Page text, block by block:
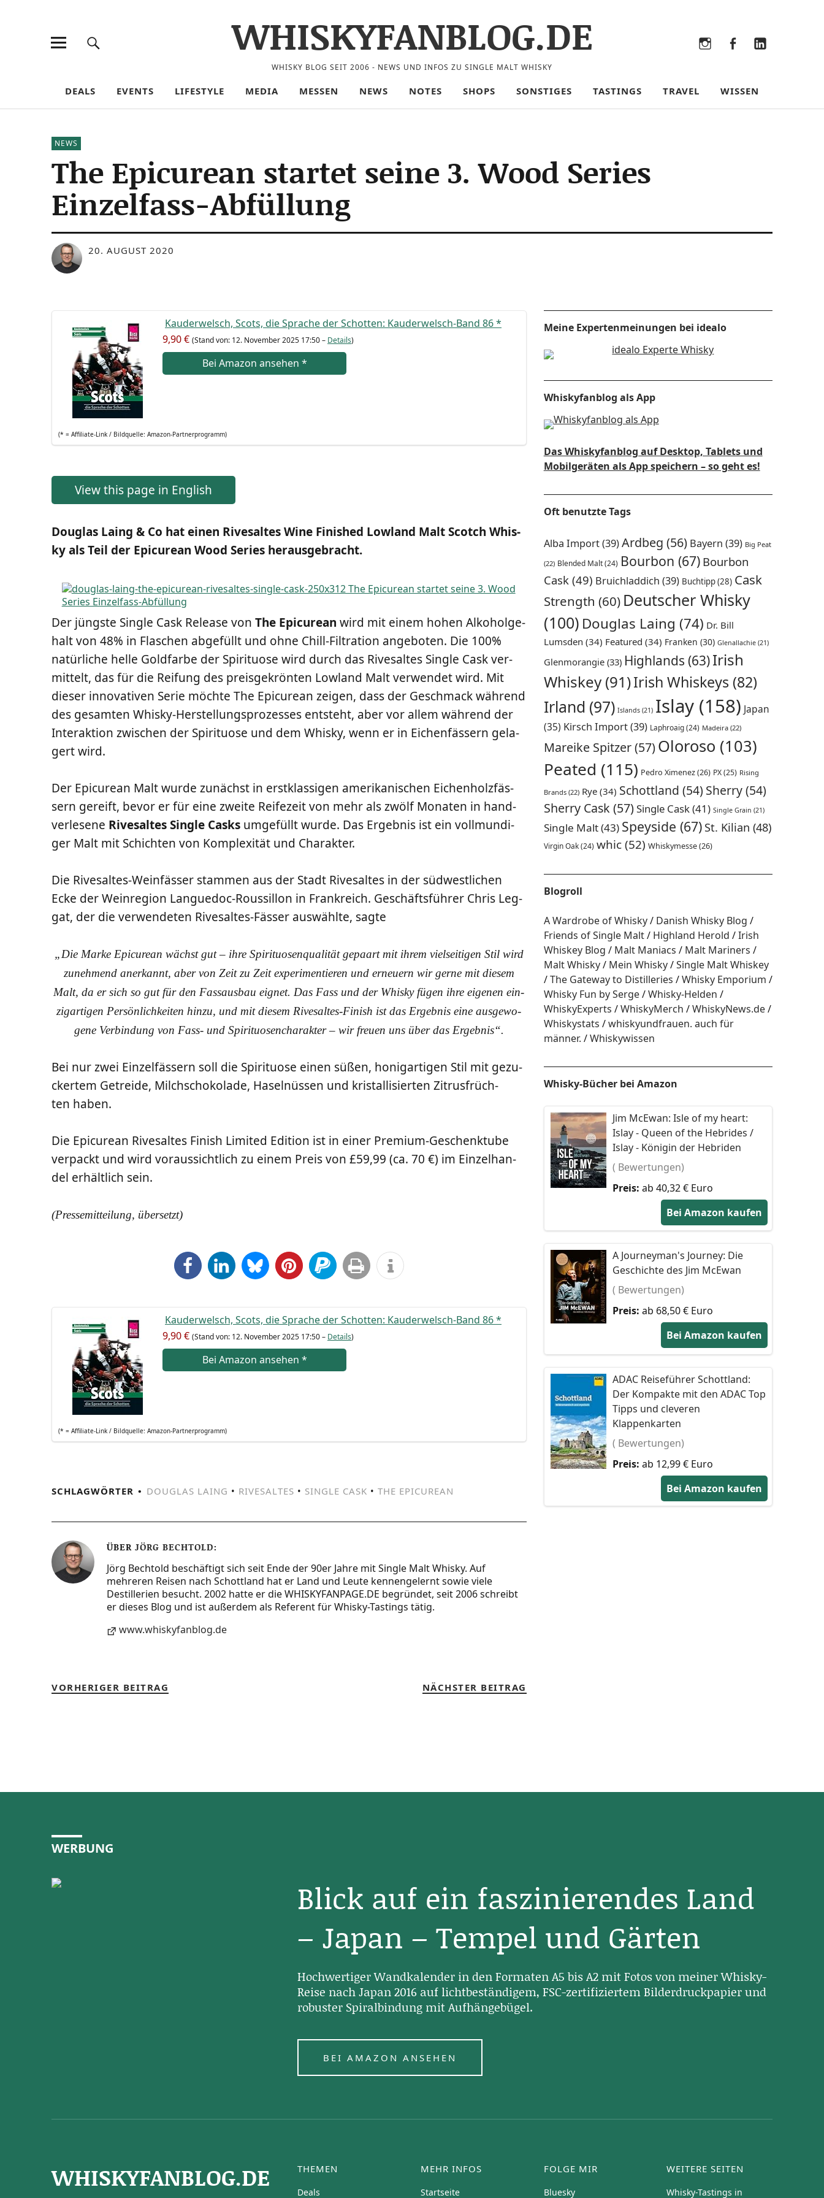
WHISKYFANBLOG.DE
WHISKY BLOG SEIT 2006 - NEWS UND INFOS ZU SINGLE MALT WHISKY
DEALS EVENTS LIFESTYLE MEDIA MESSEN NEWS NOTES SHOPS SONSTIGES TASTINGS TRAVEL WISSEN
NEWS
The Epicurean startet seine 3. Wood Series
Einzelfass-Abfüllung
20. AUGUST 2020
Kau­der­welsch, Scots, die Spra­che der Schot­ten: Kau­der­welsch-Band 86*
9,90 € (Stand von: 12. Novem­ber 2025 17:50 – Details)
Bei Ama­zon anse­hen *
(* = Affi­lia­te-Link / Bild­quel­le: Amazon-Partnerprogramm)
View this page in English
Dou­glas Laing & Co hat einen Rives­al­tes Wine Finis­hed Low­land Malt Scotch Whis­
ky als Teil der Epi­cu­re­an Wood Series herausgebracht.
Der jüngs­te Sin­gle Cask Release von The Epi­cu­re­an wird mit einem hohen Alko­hol­ge­
halt von 48% in Fla­schen abge­füllt und ohne Chill-Fil­tra­ti­on ange­bo­ten. Die 100%
natür­li­che hel­le Gold­far­be der Spi­ri­tuo­se wird durch das Rives­al­tes Sin­gle Cask ver­
mit­telt, das für die Rei­fung des preis­ge­krön­ten Low­land Malt ver­wen­det wird. Mit
die­ser inno­va­ti­ven Serie möch­te The Epi­cu­re­an zei­gen, dass der Geschmack wäh­rend
des gesam­ten Whis­ky-Her­stel­lungs­pro­zes­ses ent­steht, aber vor allem wäh­rend der
Inter­ak­ti­on zwi­schen der Spi­ri­tuo­se und dem Whis­ky, wenn er in Eichen­fäs­sern gela­
gert wird.
Der Epi­cu­re­an Malt wur­de zunächst in erst­klas­si­gen ame­ri­ka­ni­schen Eichen­holz­fäs­
sern gereift, bevor er für eine zwei­te Rei­fe­zeit von mehr als zwölf Mona­ten in hand­
ver­le­se­ne Rives­al­tes Sin­gle Casks umge­füllt wur­de. Das Ergeb­nis ist ein voll­mun­di­
ger Malt mit Schich­ten von Kom­ple­xi­tät und Charakter.
Die Rives­al­tes-Wein­fäs­ser stam­men aus der Stadt Rives­al­tes in der süd­west­li­chen
Ecke der Wein­re­gi­on Langue­doc-Rouss­il­lon in Frank­reich. Geschäfts­füh­rer Chris Leg­
gat, der die ver­wen­de­ten Rives­al­tes-Fäs­ser aus­wähl­te, sagte
„Die Mar­ke Epi­cu­re­an wächst gut – ihre Spi­ri­tuo­sen­qua­li­tät gepaart mit ihrem viel­sei­ti­gen Stil wird
zuneh­mend aner­kannt, aber von Zeit zu Zeit expe­ri­men­tie­ren und erneu­ern wir ger­ne mit die­sem
Malt, da er sich so gut für den Fass­aus­bau eig­net. Das Fass und der Whis­ky fügen ihre eige­nen ein­
zig­ar­ti­gen Per­sön­lich­kei­ten hin­zu, und mit die­sem Rives­al­tes-Finish ist das Ergeb­nis eine aus­ge­wo­
ge­ne Ver­bin­dung von Fass- und Spi­ri­tuo­sen­cha­rak­ter – wir freu­en uns über das Ergebnis“.
Bei nur zwei Ein­zel­fäs­sern soll die Spi­ri­tuo­se einen süßen, honig­ar­ti­gen Stil mit gezu­
cker­tem Getrei­de, Milch­scho­ko­la­de, Hasel­nüs­sen und kris­tal­li­sier­ten Zitrus­früch­
ten haben.
Die Epi­cu­re­an Rives­al­tes Finish Limi­t­ed Edi­ti­on ist in einer Pre­mi­um-Geschenk­tu­be
ver­packt und wird vor­aus­sicht­lich zu einem Preis von £59,99 (ca. 70 €) im Ein­zel­han­
del erhält­lich sein.
(Pres­se­mit­tei­lung, übersetzt)
Kau­der­welsch, Scots, die Spra­che der Schot­ten: Kau­der­welsch-Band 86*
9,90 € (Stand von: 12. Novem­ber 2025 17:50 – Details)
Bei Ama­zon anse­hen *
(* = Affi­lia­te-Link / Bild­quel­le: Amazon-Partnerprogramm)
SCHLAGWÖRTER DOUGLAS LAING • RIVESALTES • SINGLE CASK • THE EPICUREAN
ÜBER JÖRG BECHTOLD
Jörg Bechtold beschäftigt sich seit Ende der 90er Jahre mit Single Malt Whisky. Auf
mehreren Reisen nach Schottland hat er Land und Leute kennengelernt sowie viele
Destillerien besucht. 2002 hatte er die WHISKYFANPAGE.DE begründet, seit 2006 schreibt
er dieses Blog und ist außerdem als Referent für Whisky-Tastings tätig.
www.whiskyfanblog.de
VORHERIGER BEITRAG NÄCHSTER BEITRAG
Meine Expertenmeinungen bei idealo
Whiskyfanblog als App
Das Whiskyfanblog auf Desktop, Tablets und
Mobilgeräten als App speichern – so geht es!
Oft benutzte Tags
Alba Import(39)Ardbeg (56) Bayern (39) Big Peat
(22) Blended Malt(24) Bourbon (67) Bourbon
Cask(49) Bruichladdich (39) Buchtipp(28) Cask
Strength (60) Deutscher Whisky
(100) Douglas Laing (74) Dr. Bill
Lumsden (34) Featured (34) Franken (30) Glenallachie(21)
Glenmorangie(33) Highlands (63)Irish
Whiskey(91)Irish Whiskeys (82)
Irland (97) Islands(21) Islay(158) Japan
(35) Kirsch Import(39) Laphroaig(24) Madeira(22)
Mareike Spitzer(57)Oloroso (103)
Peated (115) Pedro Ximenez(26) PX(25) Rising
Brands(22) Rye(34) Schottland (54) Sherry(54)
Sherry Cask (57)Single Cask(41) Single Grain (21)
Single Malt(43) Speyside (67) St. Kilian (48)
Virgin Oak(24) whic(52) Whiskymesse(26)
Blogroll
A Wardrobe of Whisky
Danish Whisky Blog
Friends of Single Malt
Highland Herold
Irish
Whiskey Blog
Malt Maniacs
Malt Mariners
Malt Whisky
Mein Whisky
Single Malt Whiskey
The Gateway to Distilleries
Whisky Emporium
Whisky Fun by Serge
Whisky-Helden
WhiskyExperts
WhiskyMerch
WhiskyNews.de
Whiskystats
whiskyundfrauen. auch für
männer.
Whiskywissen
Whisky-Bücher bei Amazon
Jim McEwan: Isle of my heart:
Islay - Queen of the Hebrides /
Islay - Königin der Hebriden
( Bewertungen)
Preis: ab 40,32 € Euro
Bei Amazon kaufen
A Journeyman's Journey: Die
Geschichte des Jim McEwan
( Bewertungen)
Preis: ab 68,50 € Euro
Bei Amazon kaufen
ADAC Reiseführer Schottland:
Der Kompakte mit den ADAC Top
Tipps und cleveren
Klappenkarten
( Bewertungen)
Preis: ab 12,99 € Euro
Bei Amazon kaufen
WERBUNG
Blick auf ein faszinierendes Land
– Japan – Tempel und Gärten
Hochwertiger Wandkalender in den Formaten A5 bis A2 mit Fotos von meiner Whisky-
Reise nach Japan 2016 auf lichtbeständigem, FSC-zertifiziertem Bilderdruckpapier und
robuster Spiralbindung mit Aufhängebügel.
BEI AMAZON ANSEHEN
WHISKYFANBLOG.DE THEMEN
Deals
MEHR INFOS
Startseite
FOLGE MIR
Bluesky
WEITERE SEITEN
Whisky-Tastings in